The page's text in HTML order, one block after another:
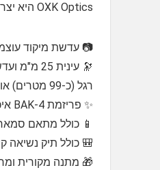
OXK Optics היא יצרנית עולמית המתמחה באופטיקה מתקדמת עם דגש על בהירות, עמידות ונוחות שימוש.
📷 עדשת מיקוד עוצמתית הגדלה פי 12 ושדה
רגל (כ-99 מטרים) או 1200 יארד (כ-1097 מטרים)
✨ פריזמת BAK-4 איכותית וציפוי עדשה FMC פחות השתקפויות, צבעים חיים ותמונה יציבה גם למרכיבי משקפיים
📱 כולל מתאם
🎒 כולל תיק נשיאה
🎁 מתנה מקורית